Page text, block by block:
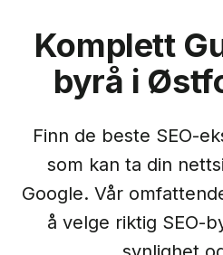
Komplett
byrå i
Finn de beste SEO-
som kan ta din
Google. Vår
å velge riktig SEO-